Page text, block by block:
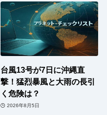
台風13号が7日に沖縄直
撃！猛烈暴風と大雨の長引
く危険は？
2026年8月5日